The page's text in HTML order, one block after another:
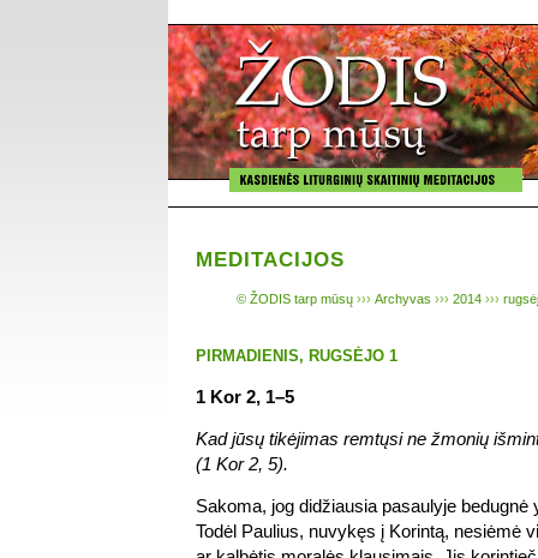
MEDITACIJOS
© ŽODIS tarp mūsų ››› Archyvas ››› 2014 ›››
PIRMADIENIS, RUGSĖJO 1
1 Kor 2, 1–5
Kad jūsų tikėjimas remtųsi ne žmonių
(1 Kor 2, 5).
Sakoma, jog didžiausia pasaulyje bedugnė
Todėl Paulius, nuvykęs į Korintą, nesiėmė